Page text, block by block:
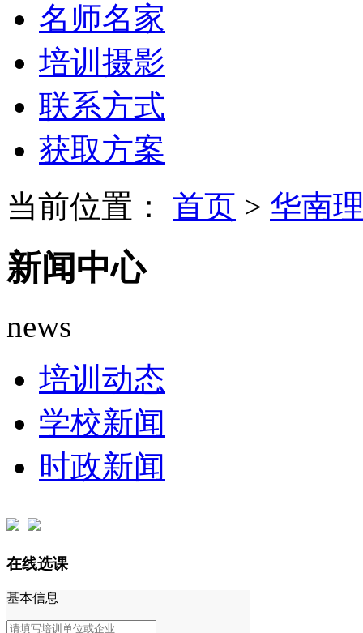
名师名家
培训摄影
联系方式
获取方案
当前位置： 首页 > 华南
新闻中心
news
培训动态
学校新闻
时政新闻
在线选课
基本信息